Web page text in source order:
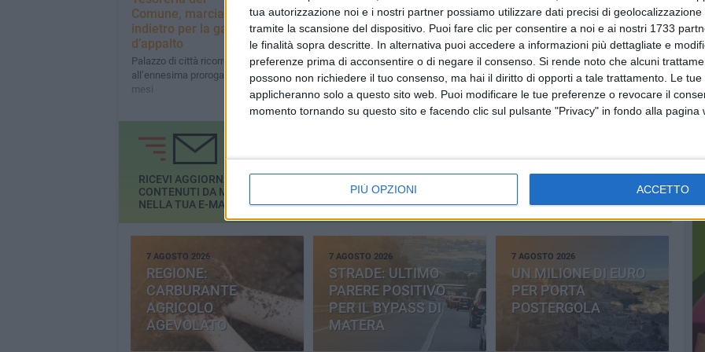
tua autorizzazione noi e i nostri partner possiamo utilizzare dati precisi di
tramite la scansione del dispositivo. Puoi fare clic per consentire a noi e ai nostri 1733
le finalità sopra descritte. In alternativa puoi accedere a informazioni più dettagliate e
preferenze prima di acconsentire o di negare il consenso. Si rende noto che alcuni
possono non richiedere il tuo consenso, ma hai il diritto di opporti a tale trattamento. Le
applicheranno solo a questo sito web. Puoi modificare le tue preferenze o revocare il
momento tornando su questo sito e facendo clic sul pulsante "Privacy" in fondo alla pagina
PIÙ OPZIONI ACCETTO
Comune, marcia
indietro per la gara
d’appalto
Palazzo di città ricorre
all’ennesima proroga di 6
mesi
Comune, indetta gara
per appaltare il
servizio
La concessione durerà per 5
anni a decorrere dal 1
gennaio 2016
Iscrivendoti accetti i
RICEVI AGGIORNAMENTI E
CONTENUTI DA MATERA
NELLA TUA E-MAIL
7 AGOSTO 2026
REGIONE:
CARBURANTE
AGRICOLO
AGEVOLATO
7 AGOSTO 2026
STRADE: ULTIMO
PARERE POSITIVO
PER IL BYPASS DI
MATERA
7 AGOSTO 2026
UN MILIONE DI EURO
PER PORTA
POSTERGOLA